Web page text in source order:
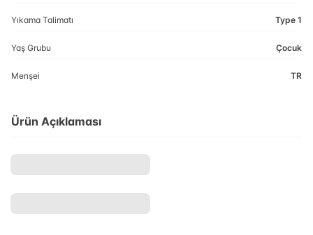
Yıkama Talimatı Type 1
Yaş Grubu Çocuk
Menşei TR
Ürün Açıklaması